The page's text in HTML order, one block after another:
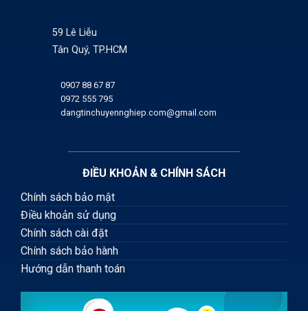
59 Lê Liễu
Tân Quý, TP.HCM
0907 88 67 87
0972 555 795
dangtinchuyennghiep.com@gmail.com
ĐIỀU KHOẢN & CHÍNH SÁCH
Chính sách bảo mật
Điều khoản sử dụng
Chính sách cài đặt
Chính sách bảo hành
Hướng dẫn thanh toán